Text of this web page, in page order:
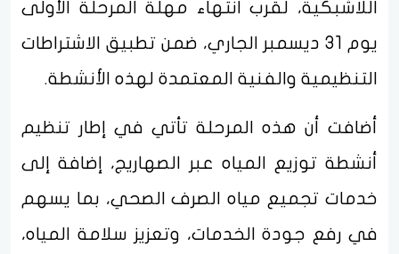
اللاشبكية، لقرب انتهاء مهلة المرحلة الأولى
يوم 31 ديسمبر الجاري، ضمن تطبيق الاشتراطات
التنظيمية والفنية المعتمدة لهذه الأنشطة.
أضافت أن هذه المرحلة تأتي في إطار تنظيم
أنشطة توزيع المياه عبر الصهاريج، إضافة إلى
خدمات تجميع مياه الصرف الصحي، بما يسهم
في رفع جودة الخدمات، وتعزيز سلامة المياه،